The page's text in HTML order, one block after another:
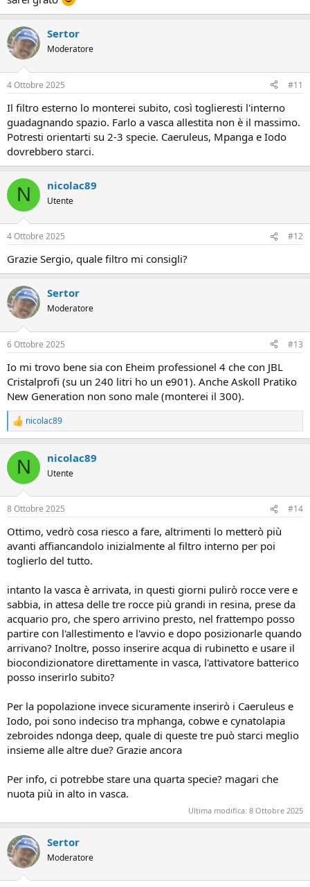
Sertor
Moderatore
4 Ottobre 2025 #11
Il filtro esterno lo monterei subito, così toglieresti l'interno
guadagnando spazio. Farlo a vasca allestita non è il massimo.
Potresti orientarti su 2-3 specie. Caeruleus, Mpanga e Iodo
dovrebbero starci.
N nicolac89
Utente
4 Ottobre 2025 #12
Grazie Sergio, quale filtro mi consigli?
Sertor
Moderatore
6 Ottobre 2025 #13
Io mi trovo bene sia con Eheim professionel 4 che con JBL
Cristalprofi (su un 240 litri ho un e901). Anche Askoll Pratiko
New Generation non sono male (monterei il 300).
R
e
z
o
nicolac89
N nicolac89
Utente
8 Ottobre 2025 #14
Ottimo, vedrò cosa riesco a fare, altrimenti lo metterò più
avanti affiancandolo inizialmente al filtro interno per poi
toglierlo del tutto.
intanto la vasca è arrivata, in questi giorni pulirò rocce vere e
sabbia, in attesa delle tre rocce più grandi in resina, prese da
acquario pro, che spero arrivino presto, nel frattempo posso
partire con l'allestimento e l'avvio e dopo posizionarle quando
arrivano? Inoltre, posso inserire acqua di rubinetto e usare il
biocondizionatore direttamente in vasca, l'attivatore batterico
posso inserirlo subito?
Per la popolazione invece sicuramente inserirò i Caeruleus e
Iodo, poi sono indeciso tra mphanga, cobwe e cynatolapia
zebroides ndonga deep, quale di queste tre può starci meglio
insieme alle altre due? Grazie ancora
Per info, ci potrebbe stare una quarta specie? magari che
nuota più in alto in vasca.
Ultima modifica: 8 Ottobre 2025
Sertor
Moderatore